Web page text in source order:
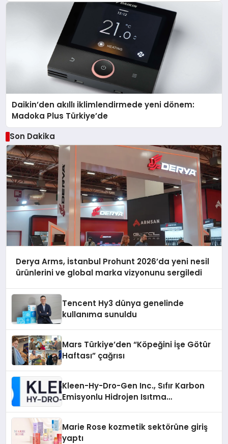
Daikin’den akıllı iklimlendirmede yeni dönem:
Madoka Plus Türkiye’de
Son Dakika
Derya Arms, İstanbul Prohunt 2026’da yeni nesil
ürünlerini ve global marka vizyonunu sergiledi
Tencent Hy3 dünya genelinde
kullanıma sunuldu
Mars Türkiye’den “Köpeğini İşe Götür
Haftası” çağrısı
Kleen-Hy-Dro-Gen Inc., Sıfır Karbon
Emisyonlu Hidrojen Isıtma
Marie Rose kozmetik sektörüne giriş
yaptı